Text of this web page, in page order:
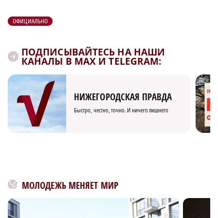
ОФИЦИАЛЬНО
ПОДПИСЫВАЙТЕСЬ НА НАШИ
КАНАЛЫ В MAX И TELEGRAM:
НИЖЕГОРОДСКАЯ ПРАВДА
Быстро, честно, точно. И ничего лишнего
МОЛОДЕЖЬ МЕНЯЕТ МИР